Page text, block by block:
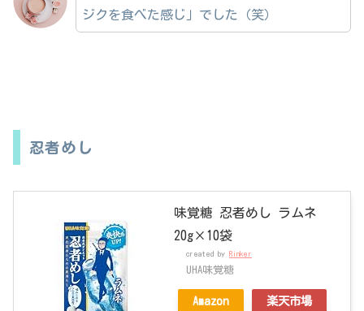
ジクを食べた感じ」でした（笑）
忍者めし
味覚糖 忍者めし ラムネ
20g×10袋
created by Rinker
UHA味覚糖
Amazon 楽天市場